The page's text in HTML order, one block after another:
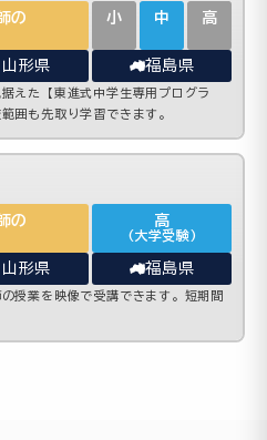
の
小 中 高
山形県 福島県
えた【東進式中学生専用プログラ
囲も先取り学習できます。
の
高
(大学受験)
山形県 福島県
授業を映像で受講できます。短期間